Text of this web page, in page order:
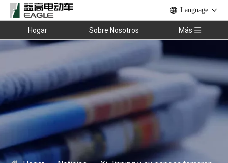
Language
Hogar Sobre Nosotros Más